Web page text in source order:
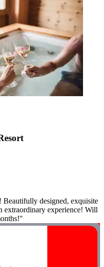
Beautifully designed, exquisite
extraordinary experience! Will